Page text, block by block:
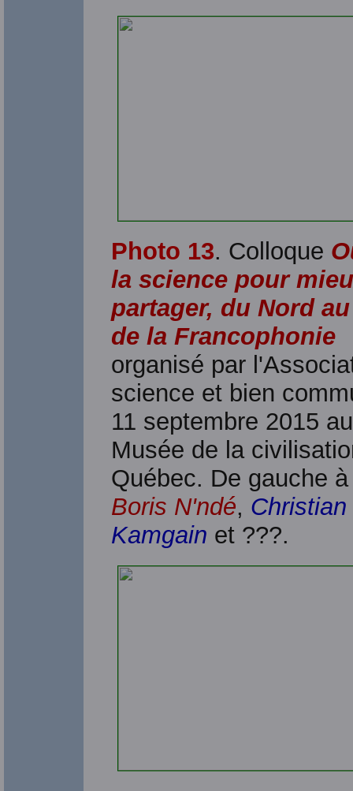
Photo 13. Colloque
la science pour
partager, du Nord
de la Francophonie
organisé par
science et bien
11 septembre 2015 au
Musée de la
Québec. De gauche
Boris N'ndé,
Kamgain et ???.